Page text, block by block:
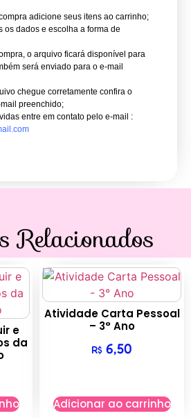
adicione seus itens ao carrinho;
os dados e escolha a forma de
o arquivo ficará disponível para
será enviado para o e-mail
chegue corretamente confira o
preenchido;
entre em contato pelo e-mail :
Relacionados
e
da
Atividade Carta Pessoal
– 3° Ano
R$ 6,50
Adicionar ao carrinho